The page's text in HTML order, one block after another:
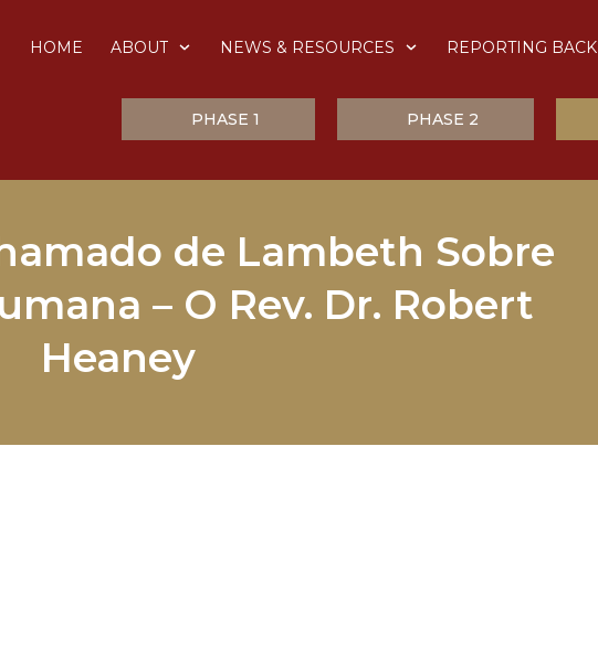
HOME ABOUT NEWS & RESOURCES REPORTING BACK
PHASE 1 PHASE 2
de Lambeth Sobre
– O Rev. Dr. Robert
Heaney